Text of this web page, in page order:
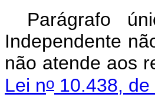
Parágrafo
Independente
não atende aos
Lei no 10.438, de